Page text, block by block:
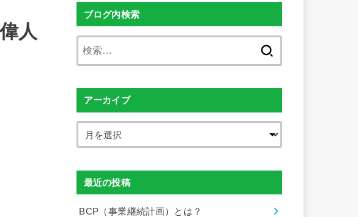
人
ブログ内検索
アーカイブ
最近の投稿
BCP（事業継続計画）とは？